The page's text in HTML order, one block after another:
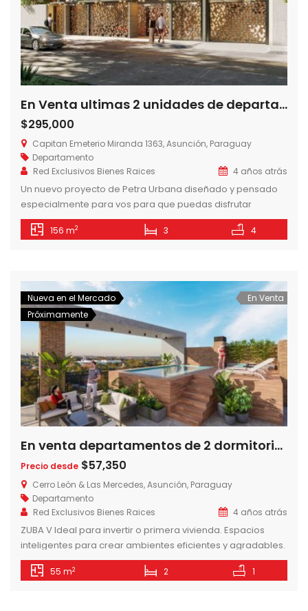
En Venta ultimas 2 unidades de departamentos de 3 dormitorios en Life Santa Teresa, a pasos del Shopping la Galeria.
$295,000
Capitan Emeterio Miranda 1363, Asunción, Paraguay
Departamento
Red Exclusivos Bienes Raices
4 años atrás
Un nuevo proyecto de Petra Urbana diseñado y pensado
especialmente para vos para que puedas disfrutar
cómodamente de tu espacio y tu ciudad desde la mejor
ubicación. – Departamentos de 1 (44 m2), 2 (78 m2) y 3
156 m2 3 4
Nueva en el Mercado
Próximamente
En Venta
En venta departamentos de 2 dormitorios en Zuba V zona cit, Asunción-Paraguay
Precio desde $57,350
Cerro León & Las Mercedes, Asunción, Paraguay
Departamento
Red Exclusivos Bienes Raices
4 años atrás
ZUBA V Ideal para invertir o primera vivienda. Espacios
inteligentes para crear ambientes eficientes y agradables.
AMENITIES – Piscina – Solarium – Lavadero – Gym exterior –
Quinchos Climatizados – Parrillas – Baños Sexados – Dos
55 m2 2 1